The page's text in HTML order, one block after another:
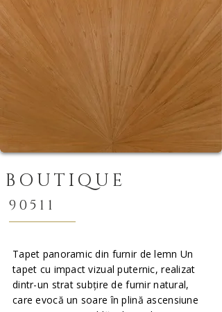
BOUTIQUE
90511
Tapet panoramic din furnir de lemn Un
tapet cu impact vizual puternic, realizat
dintr-un strat subțire de furnir natural,
care evocă un soare în plină ascensiune